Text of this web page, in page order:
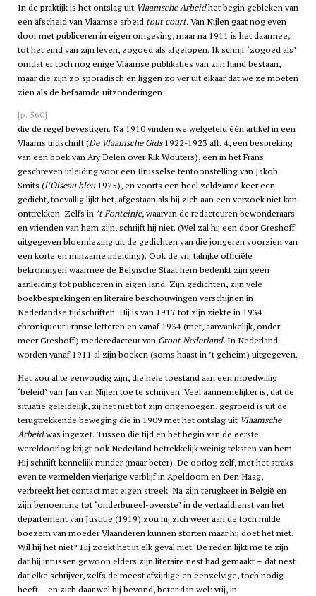
In de praktijk is het ontslag uit Vlaamsche Arbeidhet begin gebleken van
een afscheid van Vlaamse arbeid tout court.Van Nijlen gaat nog even
door met publiceren in eigen omgeving, maar na 1911 is het daarmee,
tot het eind van zijn leven, zogoed als afgelopen. Ik schrijf ‘zogoed als’
omdat er toch nog enige Vlaamse publikaties van zijn hand bestaan,
maar die zijn zo sporadisch en liggen zo ver uit elkaar dat we ze moeten
zien als de befaamde uitzonderingen
[p. 560]
die de regel bevestigen. Na 1910 vinden we welgeteld één artikel in een
Vlaams tijdschrift (De Vlaamsche Gids1922-1923 afl. 4, een bespreking
van een boek van Ary Delen over Rik Wouters), een in het Frans
geschreven inleiding voor een Brusselse tentoonstelling van Jakob
Smits (l’Oiseau bleu1925), en voorts een heel zeldzame keer een
gedicht, toevallig lijkt het, afgestaan als hij zich aan een verzoek niet kan
onttrekken. Zelfs in ’t Fonteinje, waarvan de redacteuren bewonderaars
en vrienden van hem zijn, schrijft hij niet. (Wel zal hij een door Greshoff
uitgegeven bloemlezing uit de gedichten van die jongeren voorzien van
een korte en minzame inleiding). Ook de vrij talrijke officiële
bekroningen waarmee de Belgische Staat hem bedenkt zijn geen
aanleiding tot publiceren in eigen land. Zijn gedichten, zijn vele
boekbesprekingen en literaire beschouwingen verschijnen in
Nederlandse tijdschriften. Hij is van 1917 tot zijn ziekte in 1934
chroniqueur Franse letteren en vanaf 1934 (met, aanvankelijk, onder
meer Greshoff) mederedacteur van Groot Nederland.In Nederland
worden vanaf 1911 al zijn boeken (soms haast in ’t geheim) uitgegeven.
Het zou al te eenvoudig zijn, die hele toestand aan een moedwillig
‘beleid’ van Jan van Nijlen toe te schrijven. Veel aannemelijker is, dat de
situatie geleidelijk, zij het niet tot zijn ongenoegen, gegroeid is uit de
terugtrekkende beweging die in 1909 met het ontslag uit Vlaamsche
Arbeidwas ingezet. Tussen die tijd en het begin van de eerste
wereldoorlog krijgt ook Nederland betrekkelijk weinig teksten van hem.
Hij schrijft kennelijk minder (maar beter). De oorlog zelf, met het straks
even te vermelden vierjarige verblijf in Apeldoorn en Den Haag,
verbreekt het contact met eigen streek. Na zijn terugkeer in België en
zijn benoeming tot ‘onderbureel-overste’ in de vertaaldienst van het
departement van Justitie (1919) zou hij zich weer aan de toch milde
boezem van moeder Vlaanderen kunnen storten maar hij doet het niet.
Wil hij het niet? Hij zoekt het in elk geval niet. De reden lijkt me te zijn
dat hij intussen gewoon elders zijn literaire nest had gemaakt – dat nest
dat elke schrijver, zelfs de meest afzijdige en eenzelvige, toch nodig
heeft – en zich daar wel bij bevond, beter dan wel: vrij, in